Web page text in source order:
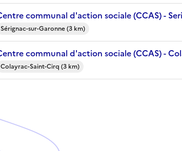
Centre communal d'action sociale (CCAS) -
Sérignac-sur-Garonne (3 km)
Centre communal d'action sociale (CCAS) -
Colayrac-Saint-Cirq (3 km)